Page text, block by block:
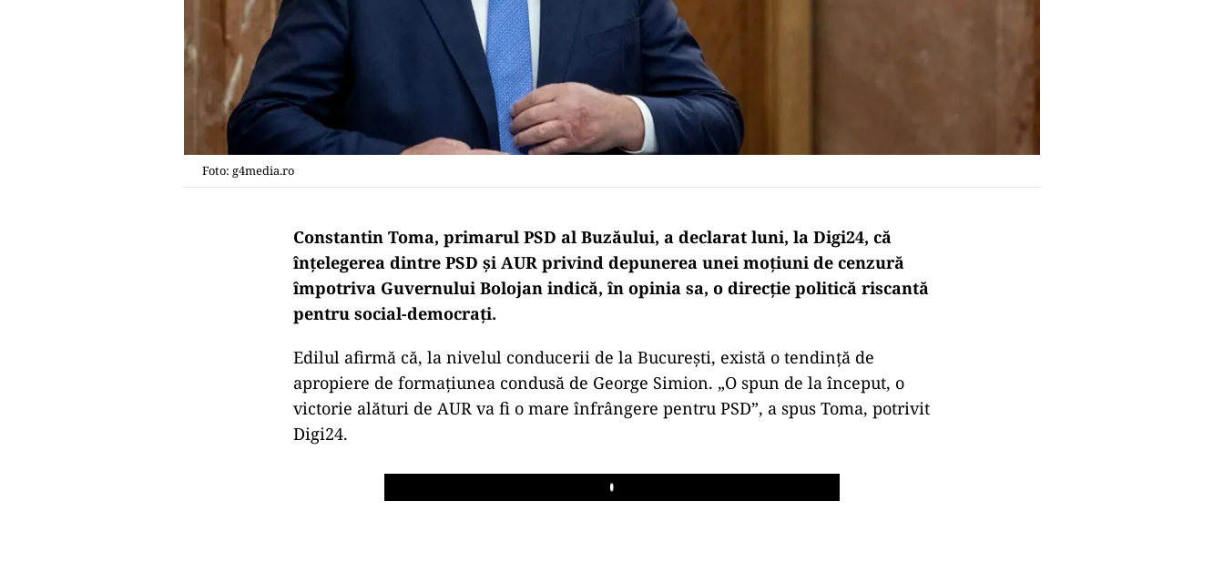
Foto: g4media.ro
Constantin Toma, primarul PSD al Buzăului, a declarat luni, la Digi24, că
înțelegerea dintre PSD și AUR privind depunerea unei moțiuni de cenzură
împotriva Guvernului Bolojan indică, în opinia sa, o direcție politică riscantă
pentru social-democrați.
Edilul afirmă că, la nivelul conducerii de la București, există o tendință de
apropiere de formațiunea condusă de George Simion. „O spun de la început, o
victorie alături de AUR va fi o mare înfrângere pentru PSD”, a spus Toma, potrivit
Digi24.
Play